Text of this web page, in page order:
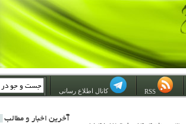
کانال اطلاع رسانی
آخرين اخبار و مطالب